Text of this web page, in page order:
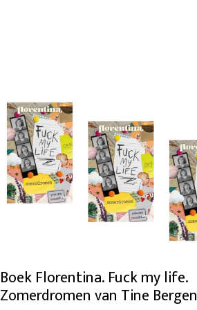
Boek Florentina. Fuck my life.
Zomerdromen van Tine Bergen